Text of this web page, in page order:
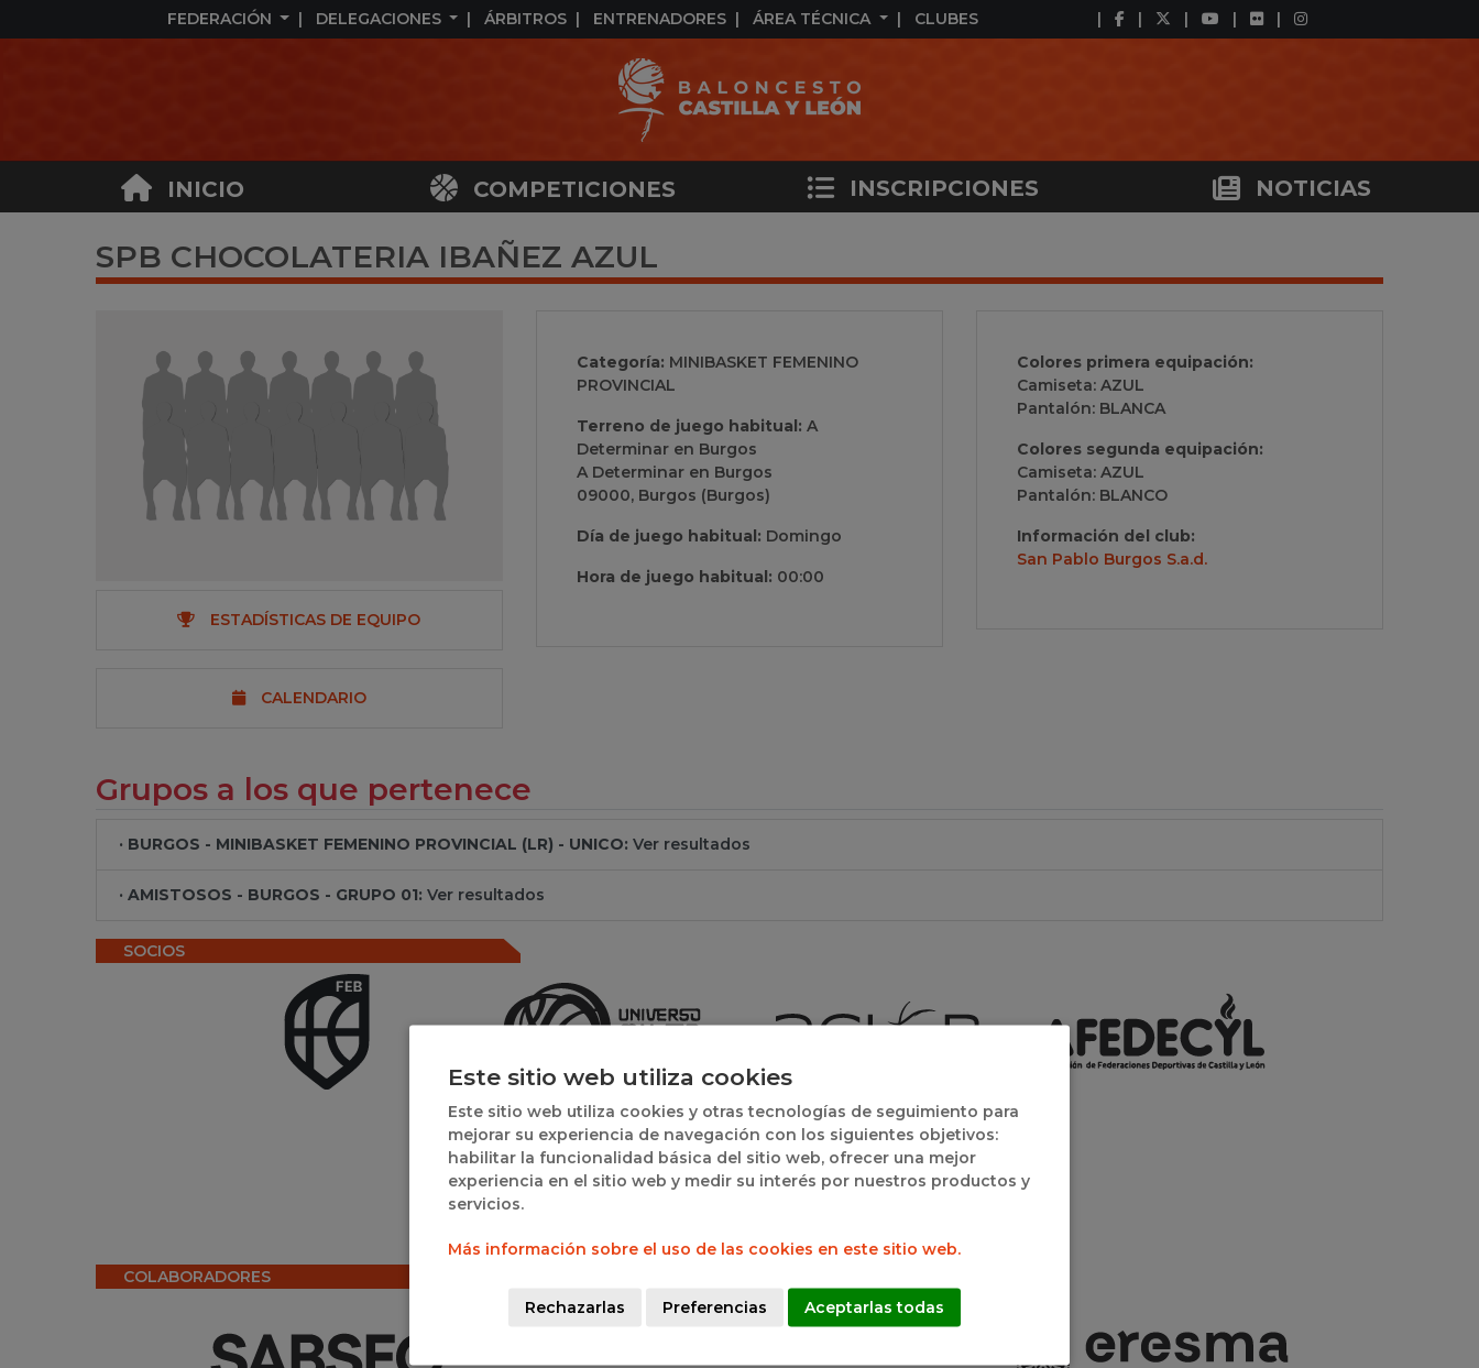
FEDERACIÓN DELEGACIONES ÁRBITROS ENTRENADORES ÁREA TÉCNICA CLUBES
INICIO COMPETICIONES INSCRIPCIONES NOTICIAS
SPB CHOCOLATERIA IBAÑEZ AZUL
ESTADÍSTICAS DE EQUIPO
CALENDARIO
Categoría: MINIBASKET FEMENINO
PROVINCIAL
Terreno de juego habitual: A
Determinar en Burgos
A Determinar en Burgos
09000, Burgos (Burgos)
Día de juego habitual: Domingo
Hora de juego habitual: 00:00
Colores primera equipación:
Camiseta: AZUL
Pantalón: BLANCA
Colores segunda equipación:
Camiseta: AZUL
Pantalón: BLANCO
Información del club:
San Pablo Burgos S.a.d.
Grupos a los que pertenece
· BURGOS - MINIBASKET FEMENINO PROVINCIAL (LR) - UNICO: Ver resultados
· AMISTOSOS - BURGOS - GRUPO 01: Ver resultados
SOCIOS
COLABORADORES
Este sitio web utiliza cookies
Este sitio web utiliza cookies y otras tecnologías de seguimiento para
mejorar su experiencia de navegación con los siguientes objetivos:
habilitar la funcionalidad básica del sitio web, ofrecer una mejor
experiencia en el sitio web y medir su interés por nuestros productos y
servicios.
Más información sobre el uso de las cookies en este sitio web.
Rechazarlas Preferencias Aceptarlas todas